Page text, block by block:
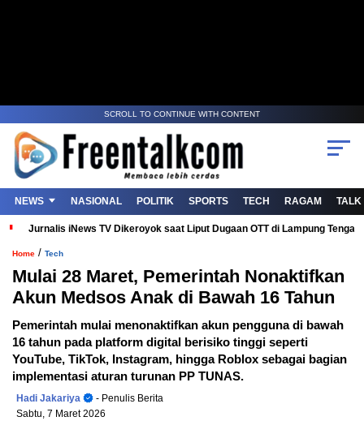
SCROLL TO CONTINUE WITH CONTENT
NEWS NASIONAL POLITIK SPORTS TECH RAGAM TALK
Jurnalis iNews TV Dikeroyok saat Liput Dugaan OTT di Lampung
Home / Tech
Mulai 28 Maret, Pemerintah Nonaktifkan
Akun Medsos Anak di Bawah 16 Tahun
Pemerintah mulai menonaktifkan akun pengguna di bawah
16 tahun pada platform digital berisiko tinggi seperti
YouTube, TikTok, Instagram, hingga Roblox sebagai bagian
implementasi aturan turunan PP TUNAS.
Hadi Jakariya
- Penulis Berita
Sabtu, 7 Maret 2026